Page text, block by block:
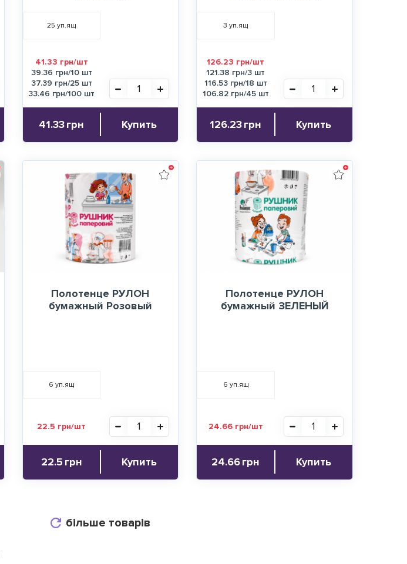
25 уп.ящ
41.33 грн/шт
39.36 грн/10 шт
37.39 грн/25 шт
33.46 грн/100 шт
41.33грн Купить
3 уп.ящ
126.23 грн/шт
121.38 грн/3 шт
116.53 грн/18 шт
106.82 грн/45 шт
126.23грн Купить
Полотенце РУЛОН
бумажный Розовый
6 уп.ящ
22.5 грн/шт
22.5 грн Купить
Полотенце РУЛОН
бумажный ЗЕЛЕНЫЙ
6 уп.ящ
24.66 грн/шт
24.66грн Купить
більше товарів